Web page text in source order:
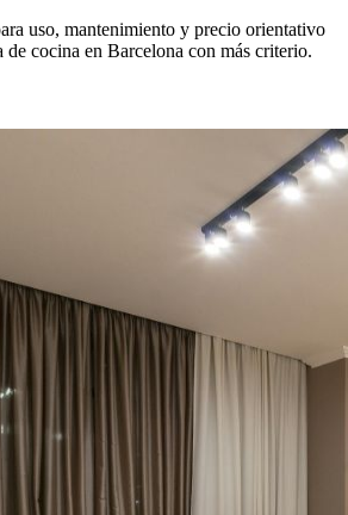
uso, mantenimiento y precio orientativo
de cocina en Barcelona con más criterio.